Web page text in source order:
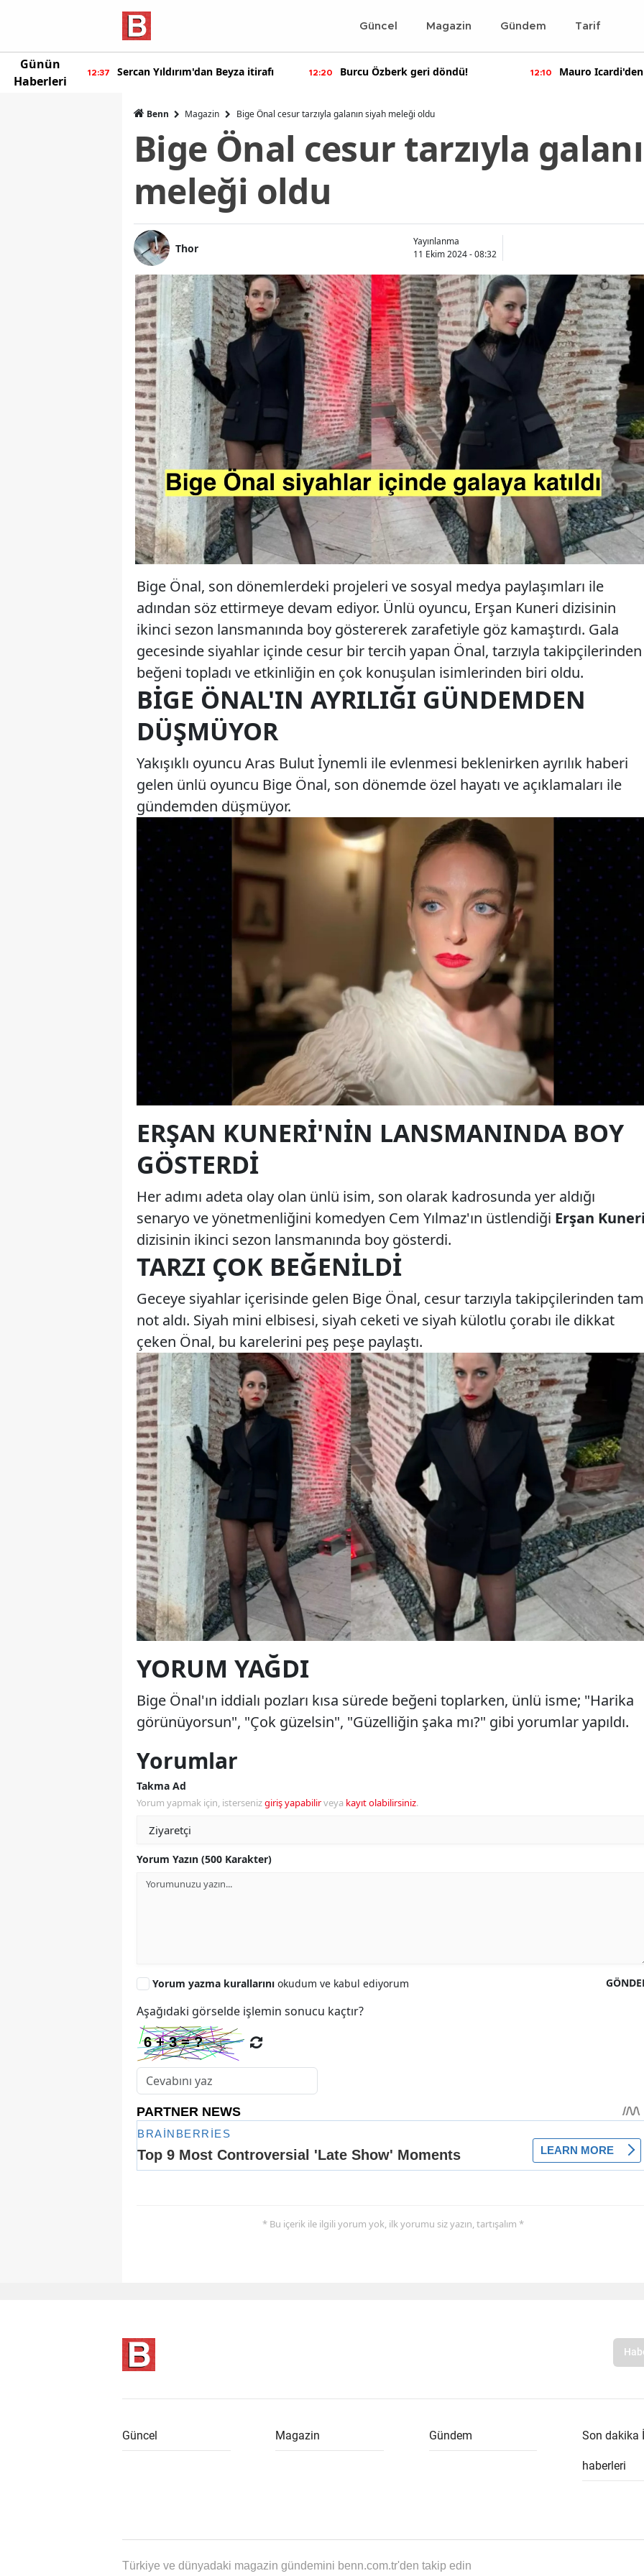
Güncel Magazin Gündem Tarif
Günün
Haberleri
yeni 12:37 Sercan Yıldırım'dan Beyza itirafı 12:20 Burcu Özberk geri döndü! 12:10
Mauro
Benn Magazin Bige Önal cesur tarzıyla galanın siyah meleği oldu
Bige Önal cesur tarzıyla
meleği oldu
Thor
Yayınlanma
11 Ekim 2024 - 08:32
Bige Önal, son dönemlerdeki projeleri ve sosyal medya paylaşımları ile
adından söz ettirmeye devam ediyor. Ünlü oyuncu, Erşan Kuneri dizisinin
ikinci sezon lansmanında boy göstererek zarafetiyle göz kamaştırdı. Gala
gecesinde siyahlar içinde cesur bir tercih yapan Önal, tarzıyla takipçilerinden
beğeni topladı ve etkinliğin en çok konuşulan isimlerinden biri oldu.
BIGE ÖNAL'IN AYRILIĞI GÜNDEMDEN
DÜŞMÜYOR
Yakışıklı oyuncu Aras Bulut İynemli ile evlenmesi beklenirken ayrılık haberi
gelen ünlü oyuncu Bige Önal, son dönemde özel hayatı ve açıklamaları ile
gündemden düşmüyor.
ERŞAN KUNERI'NIN LANSMANINDA BOY
GÖSTERDI
Her adımı adeta olay olan ünlü isim, son olarak kadrosunda yer aldığı
senaryo ve yönetmenliğini komedyen Cem Yılmaz'ın üstlendiği Erşan
dizisinin ikinci sezon lansmanında boy gösterdi.
TARZI ÇOK BEĞENILDI
Geceye siyahlar içerisinde gelen Bige Önal, cesur tarzıyla takipçilerinden tam
not aldı. Siyah mini elbisesi, siyah ceketi ve siyah külotlu çorabı ile dikkat
çeken Önal, bu karelerini peş peşe paylaştı.
YORUM YAĞDI
Bige Önal'ın iddialı pozları kısa sürede beğeni toplarken, ünlü isme; "Harika
görünüyorsun", "Çok güzelsin", "Güzelliğin şaka mı?" gibi yorumlar yapıldı.
Yorumlar
Takma Ad
Yorum yapmak için, istersenizgiriş yapabilirveya kayıt olabilirsiniz.
Yorum Yazın (500 Karakter)
Yorum yazma kurallarını okudum ve kabul ediyorum
Aşağıdaki görselde işlemin sonucu kaçtır?
* Bu içerik ile ilgili yorum yok, ilk yorumu siz yazın, tartışalım *
Güncel Magazin Gündem Son dakika
haberleri
Türkiye ve dünyadaki magazin gündemini benn.com.tr'den takip edin